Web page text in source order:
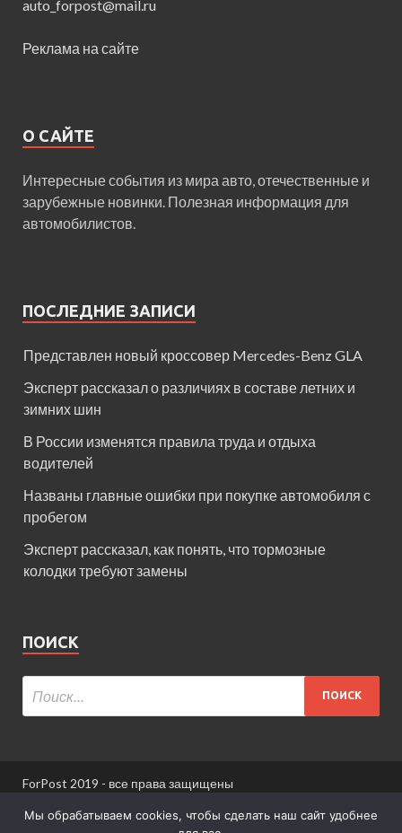
auto_forpost@mail.ru
Реклама на сайте
О САЙТЕ
Интересные события из мира авто, отечественные и
зарубежные новинки. Полезная информация для
автомобилистов.
ПОСЛЕДНИЕ ЗАПИСИ
Представлен новый кроссовер Mercedes-Benz GLA
Эксперт рассказал о различиях в составе летних и
зимних шин
В России изменятся правила труда и отдыха
водителей
Названы главные ошибки при покупке автомобиля с
пробегом
Эксперт рассказал, как понять, что тормозные
колодки требуют замены
ПОИСК
ForPost 2019 - все права защищены
При использовании материалов сайта ссылка
Мы обрабатываем cookies, чтобы сделать наш сайт удобнее